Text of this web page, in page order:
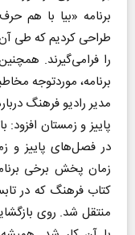
برنامه «بیا با هم
طراحی کردیم که طی
را فرامی‌گیرند.
برنامه، موردتوجه
مدیر رادیو فرهنگ
پاییز و زمستان افزود:
در فصل‌های پاییز و
زمان پخش برخی
منتقل شد. روی